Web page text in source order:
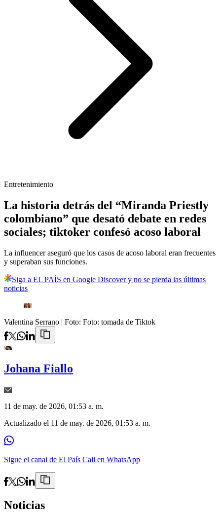
Entretenimiento
La historia detrás del “Miranda Priestly
colombiano” que desató debate en redes
sociales; tiktoker confesó acoso laboral
La influencer aseguró que los casos de acoso laboral eran frecuentes
y superaban sus funciones.
Siga a EL PAÍS en Google Discover y no se pierda las últimas
noticias
Valentina Serrano | Foto: Foto: tomada de Tiktok
Johana Fiallo
11 de may. de 2026, 01:53 a. m.
Actualizado el 11 de may. de 2026, 01:53 a. m.
Sigue el canal de El País Cali en WhatsApp
Noticias